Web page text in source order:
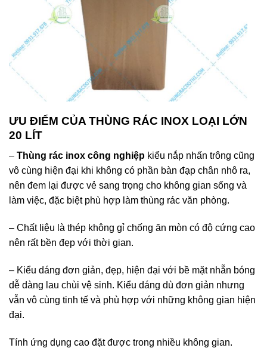
ƯU ĐIỂM CỦA THÙNG RÁC INOX LOẠI LỚN
20 LÍT
– Thùng rác inox công nghiệp kiểu nắp nhấn trông cũng
vô cùng hiện đại khi không có phần bàn đạp chân nhô ra,
nên đem lại được vẻ sang trọng cho không gian sống và
làm việc, đặc biệt phù hợp làm thùng rác văn phòng.
– Chất liệu là thép không gỉ chống ăn mòn có độ cứng cao
nên rất bền đẹp với thời gian.
– Kiểu dáng đơn giản, đẹp, hiện đại với bề mặt nhẵn bóng
dễ dàng lau chùi vệ sinh. Kiểu dáng dù đơn giản nhưng
vẫn vô cùng tinh tế và phù hợp với những không gian hiện
đại.
Tính ứng dụng cao đặt được trong nhiều không gian.